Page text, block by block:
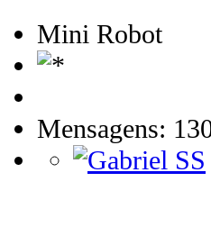
Mini Robot
Mensagens: